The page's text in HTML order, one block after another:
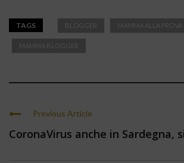
TAGS BLOGGER MAMMA ALLA PROVA
MAMMA BLOGGER
Previous Article
CoronaVirus anche in Sardegna,